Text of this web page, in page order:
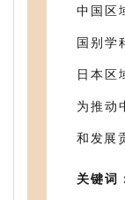
中国区
国别学
日本区
为推动
和发展
关键词